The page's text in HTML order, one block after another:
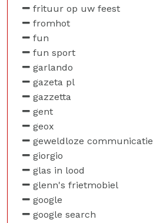
frituur op uw feest
fromhot
fun
fun sport
garlando
gazeta pl
gazzetta
gent
geox
geweldloze communicatie
giorgio
glas in lood
glenn's frietmobiel
google
google search